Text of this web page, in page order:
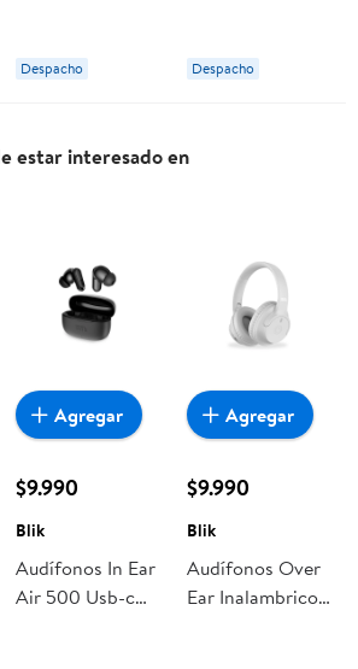
Despacho Despacho
estar interesado en
$9.990
Blik
Audífonos In Ear
Air 500 Usb-c
Agregar
$9.990
Blik
Audífonos Over
Ear Inalambricos
Agregar